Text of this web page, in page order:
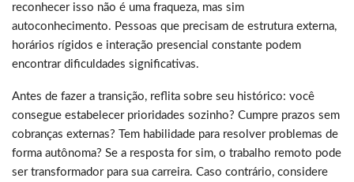
reconhecer isso não é uma fraqueza, mas sim
autoconhecimento. Pessoas que precisam de estrutura externa,
horários rígidos e interação presencial constante podem
encontrar dificuldades significativas.
Antes de fazer a transição, reflita sobre seu histórico: você
consegue estabelecer prioridades sozinho? Cumpre prazos sem
cobranças externas? Tem habilidade para resolver problemas de
forma autônoma? Se a resposta for sim, o trabalho remoto pode
ser transformador para sua carreira. Caso contrário, considere